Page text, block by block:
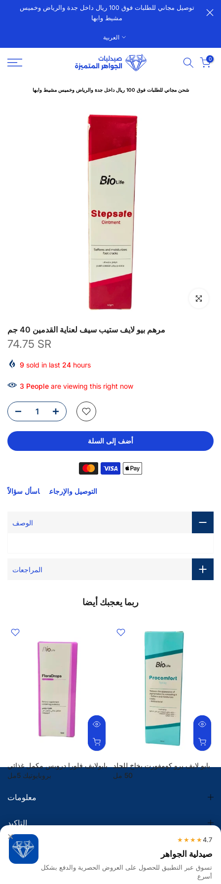
الانتقالتوصيل مجاني للطلبات فوق 100 ريال داخل جدة والرياض وخميس
مشيط وابها
العربية
0
شحن مجاني للطلبات فوق 100 ريال داخل جدة والرياض وخميس مشيط وابها
انقر للتكبير
مرهم بيو لايف ستيب سيف لعناية القدمين 40 جم
74.75 SR
9 sold in last 24 hours
6 People are viewing this right now
أضف إلى السلة
التوصيل والإرجاع اسأل سؤالاً
الوصف
المراجعات
ربما يعجبك أيضا
بايولايف فلورا دروبس مكمل غذائي
بروبايوتيك 5مل
بايو لايف برو كومفورت بخاخ للجلد
50 مل
معلومات
التاكيد
الضريبة
تواصل معنا
× 4.7
★★★★
صيدلية الجواهر
تسوق عبر التطبيق للحصول على العروض الحصرية والدفع بشكل
أسرع